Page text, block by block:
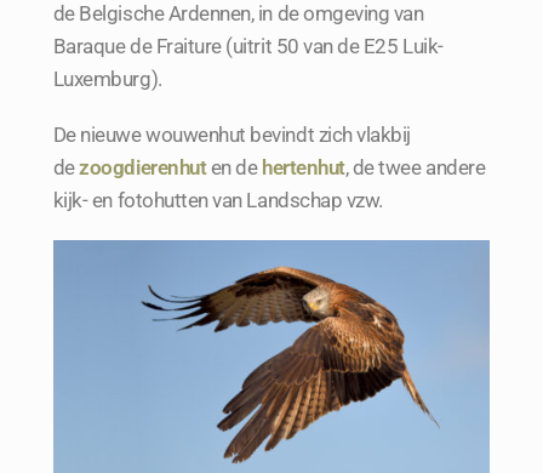
Contact
de Belgische Ardennen, in de omgeving van
Baraque de Fraiture (uitrit 50 van de E25 Luik-
Luxemburg).
De nieuwe wouwenhut bevindt zich vlakbij
dezoogdierenhuten de hertenhut, de twee andere
kijk- en fotohutten van Landschap vzw.